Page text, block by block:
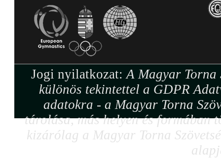
Jogi nyilatkozat:A Magyar Torna
különös tekintettel a GDPR
adatokra - a Magyar Torna
tárolása, más helyen és formában
kizárólag a Magyar Torna